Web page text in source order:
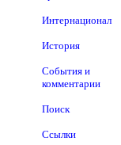
Интернационал
История
События и
комментарии
Поиск
Ссылки